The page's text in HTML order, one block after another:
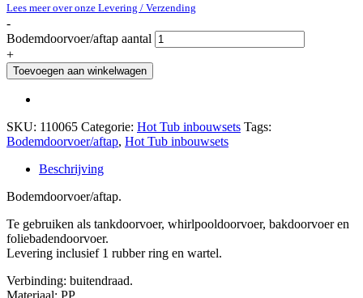
Lees meer over onze Levering / Verzending
-
Bodemdoorvoer/aftap aantal
+
Toevoegen aan winkelwagen
SKU: 110065 Categorie: Hot Tub inbouwsets Tags:
Bodemdoorvoer/aftap, Hot Tub inbouwsets
Beschrijving
Bodemdoorvoer/aftap.
Te gebruiken als tankdoorvoer, whirlpooldoorvoer, bakdoorvoer en
foliebadendoorvoer.
Levering inclusief 1 rubber ring en wartel.
Verbinding: buitendraad.